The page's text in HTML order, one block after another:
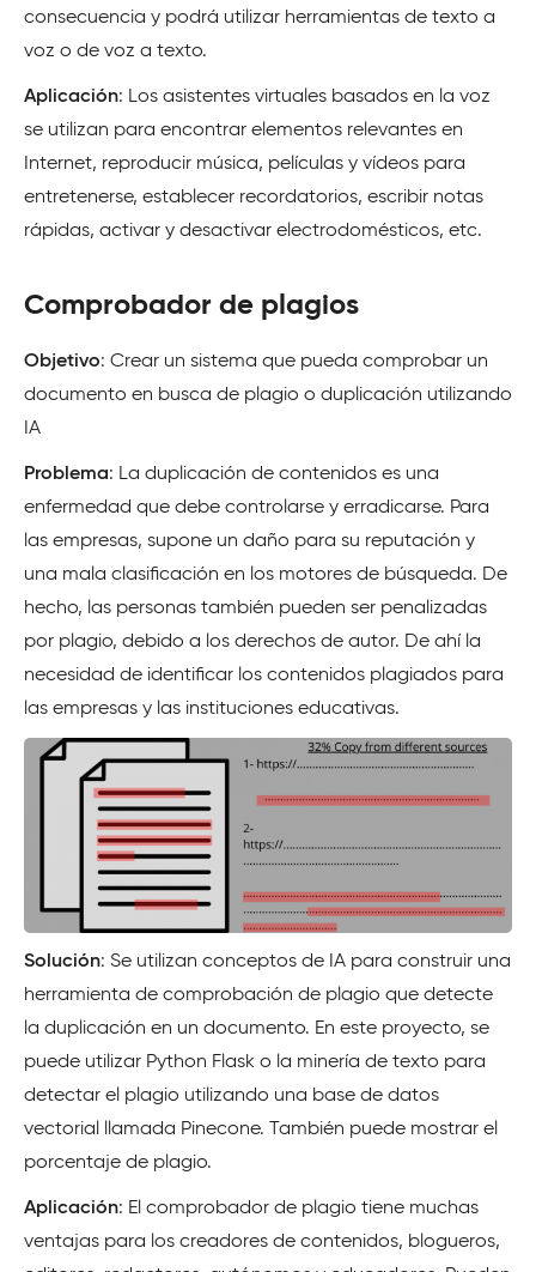
consecuencia y podrá utilizar herramientas de texto a
voz o de voz a texto.
Aplicación: Los asistentes virtuales basados en la voz
se utilizan para encontrar elementos relevantes en
Internet, reproducir música, películas y vídeos para
entretenerse, establecer recordatorios, escribir notas
rápidas, activar y desactivar electrodomésticos, etc.
Comprobador de plagios
Objetivo: Crear un sistema que pueda comprobar un
documento en busca de plagio o duplicación utilizando
IA
Problema: La duplicación de contenidos es una
enfermedad que debe controlarse y erradicarse. Para
las empresas, supone un daño para su reputación y
una mala clasificación en los motores de búsqueda. De
hecho, las personas también pueden ser penalizadas
por plagio, debido a los derechos de autor. De ahí la
necesidad de identificar los contenidos plagiados para
las empresas y las instituciones educativas.
Solución: Se utilizan conceptos de IA para construir una
herramienta de comprobación de plagio que detecte
la duplicación en un documento. En este proyecto, se
puede utilizar Python Flask o la minería de texto para
detectar el plagio utilizando una base de datos
vectorial llamada Pinecone. También puede mostrar el
porcentaje de plagio.
Aplicación: El comprobador de plagio tiene muchas
ventajas para los creadores de contenidos, blogueros,